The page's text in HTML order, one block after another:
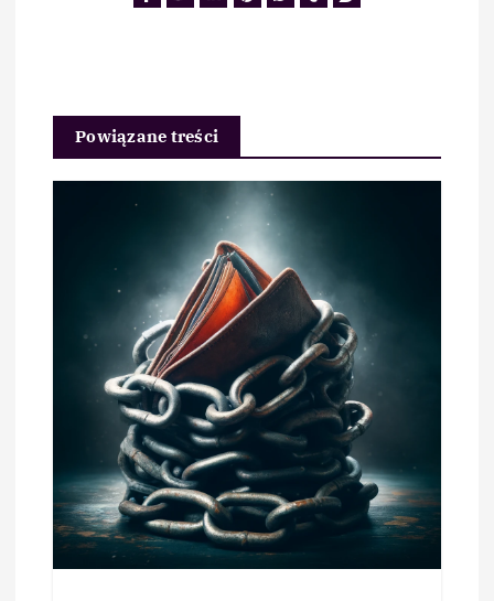
Powiązane treści